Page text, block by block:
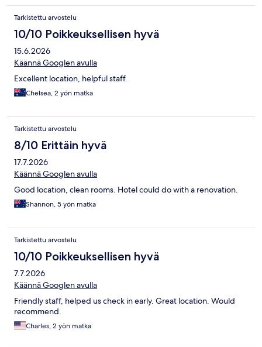
Tarkistettu arvostelu
10/10 Poikkeuksellisen hyvä
15.6.2026
Käännä Googlen avulla
Excellent location, helpful staff.
Chelsea, 2 yön matka
Tarkistettu arvostelu
8/10 Erittäin hyvä
17.7.2026
Käännä Googlen avulla
Good location, clean rooms. Hotel could do with a renovation.
Shannon, 5 yön matka
Tarkistettu arvostelu
10/10 Poikkeuksellisen hyvä
7.7.2026
Käännä Googlen avulla
Friendly staff, helped us check in early. Great location. Would
recommend.
Charles, 2 yön matka